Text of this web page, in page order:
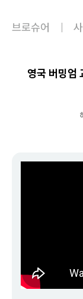
브로슈어
영국 버밍엄